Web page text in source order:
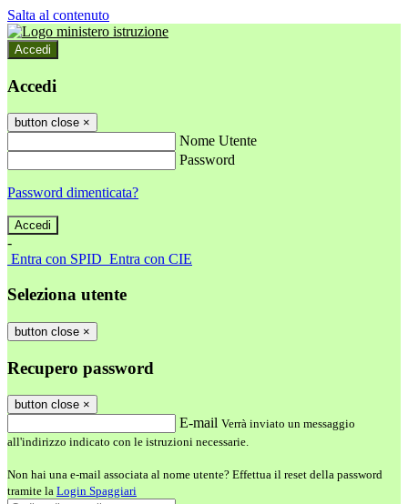
Salta al contenuto
Accedi
Accedi
button close ×
Nome Utente
Password
Password dimenticata?
-
Entra con SPID Entra con CIE
Seleziona utente
button close ×
Recupero password
button close ×
E-mail Verrà inviato un messaggio
all'indirizzo indicato con le istruzioni necessarie.
Non hai una e-mail associata al nome utente? Effettua il reset della password
tramite la Login Spaggiari